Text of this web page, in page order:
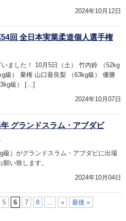
2024年10月12日
回 全日本実業柔道個人選手権
ました！ 10月5日（土） 竹内鈴 （52kg
級） 棄権 山口葵良梨 （63kg級） 優勝
級） […]
2024年10月07日
グランドスラム・アブダビ
級）がグランドスラム・アブダビに出場
い致します。
2024年10月04日
5 6 7 8 ... » 最後 »